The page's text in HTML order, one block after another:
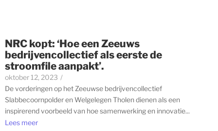
NRC kopt: ‘Hoe een Zeeuws
bedrijvencollectief als eerste de
stroomfile aanpakt’.
oktober 12, 2023 /
De vorderingen op het Zeeuwse bedrijvencollectief
Slabbecoornpolder en Welgelegen Tholen dienen als een
inspirerend voorbeeld van hoe samenwerking en innovatie...
Lees meer